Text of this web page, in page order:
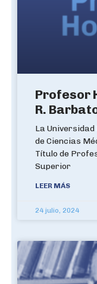
Profesor
R.
La
de Ciencias
Título de
Superior
LEER MÁS
24 julio, 2024